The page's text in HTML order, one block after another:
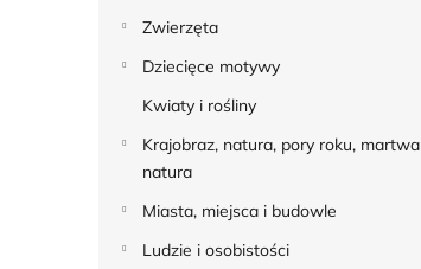
Zwierzęta
Dziecięce motywy
Kwiaty i rośliny
Krajobraz, natura, pory roku, martwa
natura
Miasta, miejsca i budowle
Ludzie i osobistości